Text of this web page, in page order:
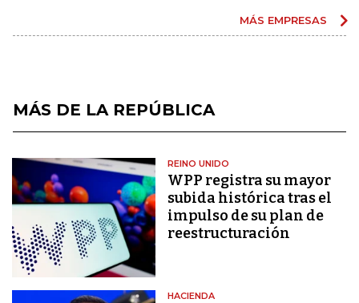
MÁS EMPRESAS
MÁS DE LA REPÚBLICA
REINO UNIDO
WPP registra su mayor
subida histórica tras el
impulso de su plan de
reestructuración
HACIENDA